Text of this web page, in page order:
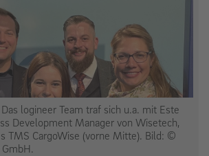
Das logineer Team traf sich u.a. mit Este
Development Manager von Wisetech,
TMS CargoWise (vorne Mitte). Bild: ©